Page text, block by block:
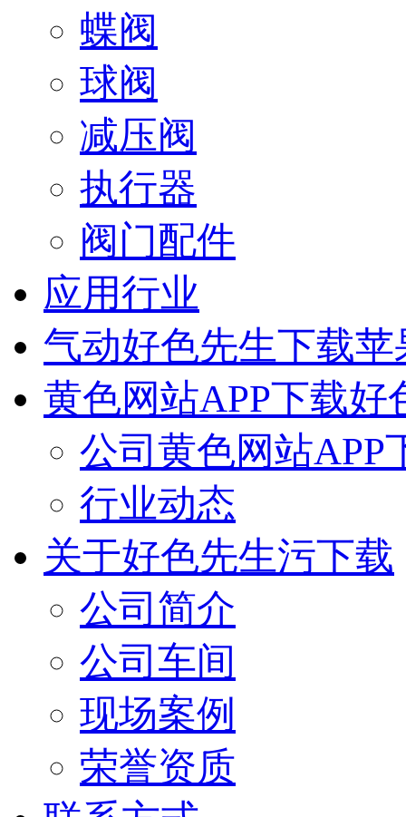
蝶阀
球阀
减压阀
执行器
阀门配件
应用行业
气动好色先生下载
黄色网站APP下载好
公司黄色网站APP
行业动态
关于好色先生污下载
公司简介
公司车间
现场案例
荣誉资质